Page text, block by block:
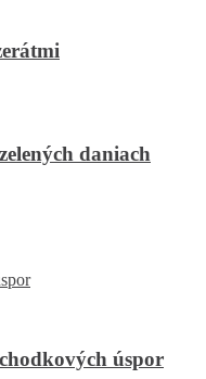
daniach
úspor